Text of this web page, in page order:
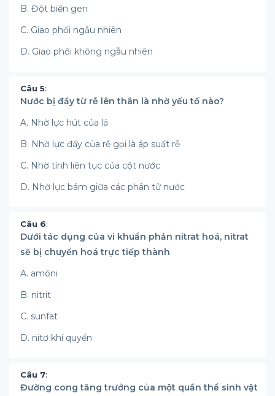
B. Đột biến gen
C. Giao phối ngẫu nhiên
D. Giao phối không ngẫu nhiên
Câu 5:
Nước bị đẩy từ rễ lên thân là nhờ yếu tố nào?
A. Nhờ lực hút của lá
B. Nhờ lực đẩy của rễ gọi là áp suất rễ
C. Nhờ tính liên tục của cột nước
D. Nhờ lực bám giữa các phân tử nước
Câu 6:
Dưới tác dụng của vi khuẩn phản nitrat hoá, nitrat
sẽ bị chuyển hoá trực tiếp thành
A. amôni
B. nitrit
C. sunfat
D. nitơ khí quyển
Câu 7:
Đường cong tăng trưởng của một quần thể sinh vật